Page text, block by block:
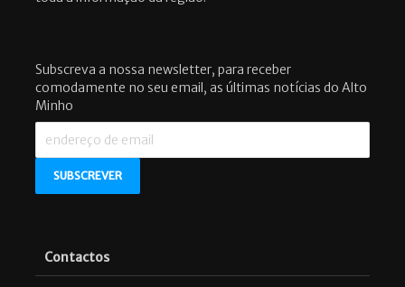
Subscreva a nossa newsletter, para receber
comodamente no seu email, as últimas notícias do Alto
Minho
Contactos